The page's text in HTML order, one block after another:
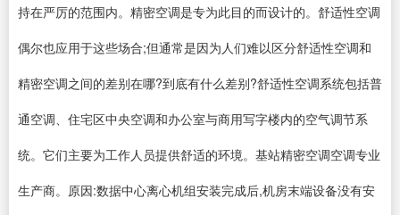
持在严厉的范围内。精密空调是专为此目的而设计的。舒适性空调
偶尔也应用于这些场合;但通常是因为人们难以区分舒适性空调和
精密空调之间的差别在哪?到底有什么差别?舒适性空调系统包括普
通空调、住宅区中央空调和办公室与商用写字楼内的空气调节系
统。它们主要为工作人员提供舒适的环境。基站精密空调空调专业
生产商。原因:数据中心离心机组安装完成后,机房末端设备没有安